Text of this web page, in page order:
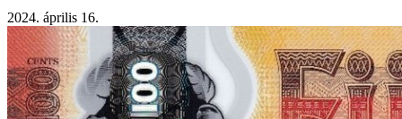
2024. április 16.